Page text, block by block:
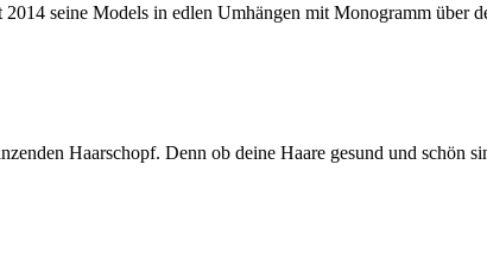
seine Models in edlen Umhängen mit Monogramm über
Haarschopf. Denn ob deine Haare gesund und schön